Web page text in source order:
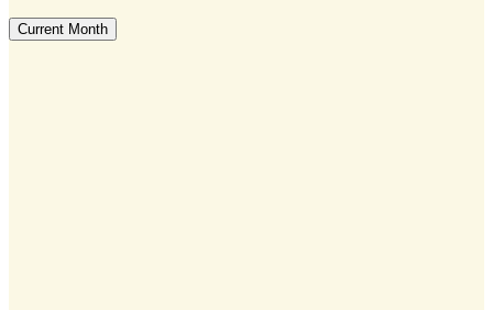
Current Month